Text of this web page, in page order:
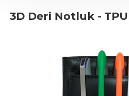
3D Deri Notluk -